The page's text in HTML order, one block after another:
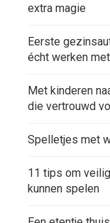
extra magie
Eerste
écht werken
Met kinderen
die vertrouwd
Spelletjes met
11 tips om
kunnen spelen